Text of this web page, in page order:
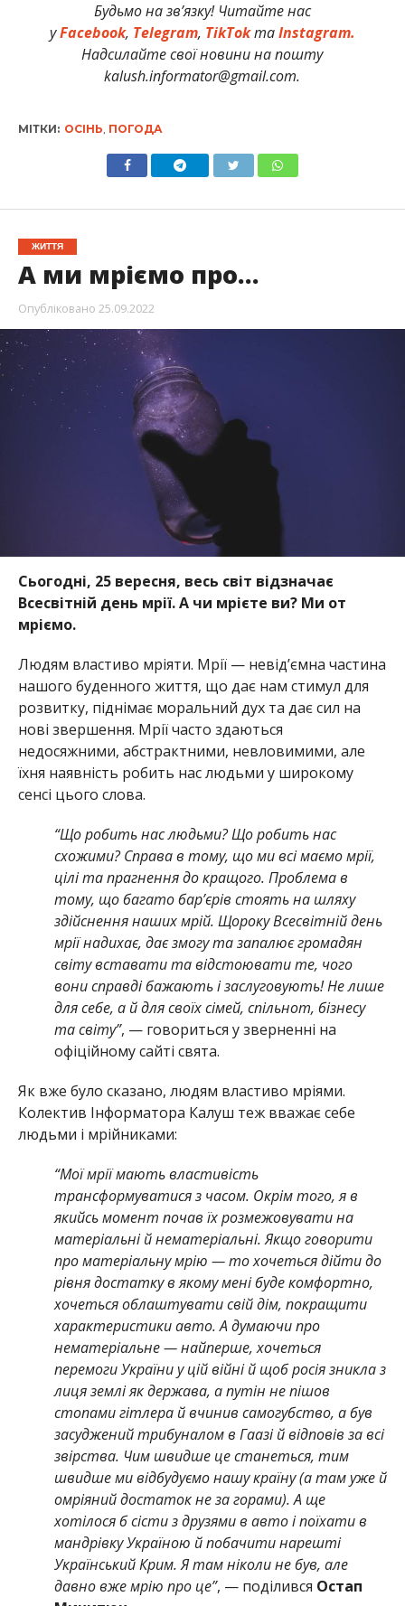
Будьмо на зв’язку! Читайте нас
уFacebook, Telegram, TikTokтаInstagram.
Надсилайте свої новини на пошту
kalush.informator@gmail.com.
МІТКИ: ОСІНЬ, ПОГОДА
ЖИТТЯ
А ми мріємо про…
Опубліковано 25.09.2022
Сьогодні, 25 вересня, весь світ відзначає
Всесвітній день мрії. А чи мрієте ви? Ми от
мріємо.
Людям властиво мріяти. Мрії — невід’ємна частина
нашого буденного життя, що дає нам стимул для
розвитку, піднімає моральний дух та дає сил на
нові звершення. Мрії часто здаються
недосяжними, абстрактними, невловимими, але
їхня наявність робить нас людьми у широкому
сенсі цього слова.
“Що робить нас людьми? Що робить нас
схожими? Справа в тому, що ми всі маємо мрії,
цілі та прагнення до кращого. Проблема в
тому, що багато бар’єрів стоять на шляху
здійснення наших мрій. Щороку Всесвітній день
мрії надихає, дає змогу та запалює громадян
світу вставати та відстоювати те, чого
вони справді бажають і заслуговують! Не лише
для себе, а й для своїх сімей, спільнот, бізнесу
та світу”, — говориться у зверненні на
офіційному сайті свята.
Як вже було сказано, людям властиво мріями.
Колектив Інформатора Калуш теж вважає себе
людьми і мрійниками:
“Мої мрії мають властивість
трансформуватися з часом. Окрім того, я в
якийсь момент почав їх розмежовувати на
матеріальні й нематеріальні. Якщо говорити
про матеріальну мрію — то хочеться дійти до
рівня достатку в якому мені буде комфортно,
хочеться облаштувати свій дім, покращити
характеристики авто. А думаючи про
нематеріальне — найперше, хочеться
перемоги України у цій війні й щоб росія зникла з
лиця землі як держава, а путін не пішов
стопами гітлера й вчинив самогубство, а був
засуджений трибуналом в Гаазі й відповів за всі
звірства. Чим швидше це станеться, тим
швидше ми відбудуємо нашу країну (а там уже й
омріяний достаток не за горами). А ще
хотілося б сісти з друзями в авто і поїхати в
мандрівку Україною й побачити нарешті
Український Крим. Я там ніколи не був, але
давно вже мрію про це”, — поділився Остап